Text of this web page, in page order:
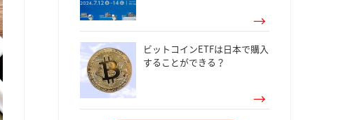
ビットコインETFは日本で購入
することができる？